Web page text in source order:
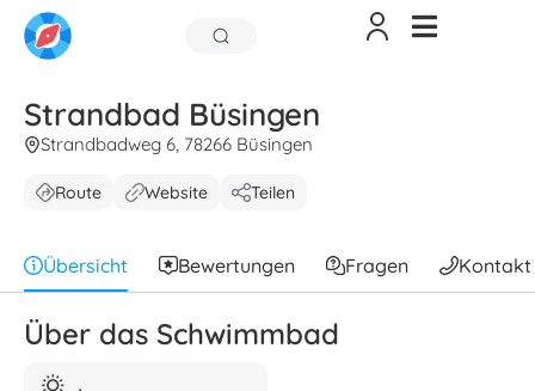
Strandbad Büsingen
Strandbadweg 6, 78266 Büsingen
Route Website Teilen
Übersicht Bewertungen Fragen Kontakt
Über das Schwimmbad